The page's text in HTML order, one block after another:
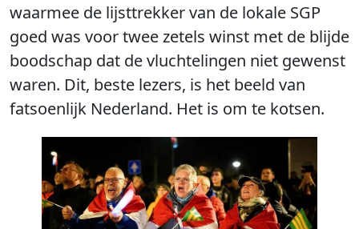
waarmee de lijsttrekker van de lokale SGP
goed was voor twee zetels winst met de blijde
boodschap dat de vluchtelingen niet gewenst
waren. Dit, beste lezers, is het beeld van
fatsoenlijk Nederland. Het is om te kotsen.